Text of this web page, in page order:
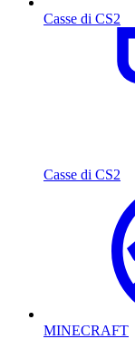
Casse di CS2
Casse di CS2
MINECRAFT